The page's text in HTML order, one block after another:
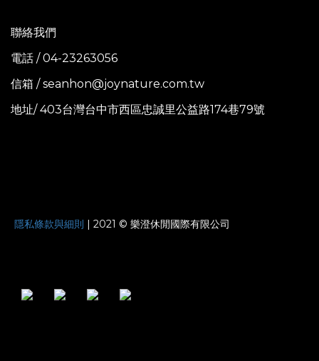
聯絡我們
電話 / 04-23263056
信箱 / seanhon@joynature.com.tw
地址/ 403台灣台中市西區忠誠里公益路174巷79號
隱私條款與細則 | 2021 © 樂澄休閒國際有限公司